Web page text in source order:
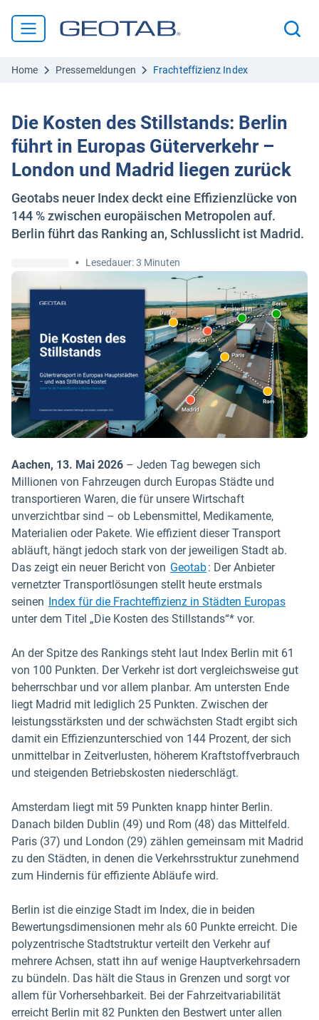
Home Pressemeldungen Frachteffizienz Index
Die Kosten des Stillstands: Berlin
führt in Europas Güterverkehr –
London und Madrid liegen zurück
Geotabs neuer Index deckt eine Effizienzlücke von
144 % zwischen europäischen Metropolen auf.
Berlin führt das Ranking an, Schlusslicht ist Madrid.
• Lesedauer: 3 Minuten
Aachen, 13. Mai 2026 – Jeden Tag bewegen sich
Millionen von Fahrzeugen durch Europas Städte und
transportieren Waren, die für unsere Wirtschaft
unverzichtbar sind – ob Lebensmittel, Medikamente,
Materialien oder Pakete. Wie effizient dieser Transport
abläuft, hängt jedoch stark von der jeweiligen Stadt ab.
Das zeigt ein neuer Bericht von Geotab: Der Anbieter
vernetzter Transportlösungen stellt heute erstmals
seinen Index für die Frachteffizienz in Städten Europas
unter dem Titel „Die Kosten des Stillstands“* vor.
An der Spitze des Rankings steht laut Index Berlin mit 61
von 100 Punkten. Der Verkehr ist dort vergleichsweise gut
beherrschbar und vor allem planbar. Am untersten Ende
liegt Madrid mit lediglich 25 Punkten. Zwischen der
leistungsstärksten und der schwächsten Stadt ergibt sich
damit ein Effizienzunterschied von 144 Prozent, der sich
unmittelbar in Zeitverlusten, höherem Kraftstoffverbrauch
und steigenden Betriebskosten niederschlägt.
Amsterdam liegt mit 59 Punkten knapp hinter Berlin.
Danach bilden Dublin (49) und Rom (48) das Mittelfeld.
Paris (37) und London (29) zählen gemeinsam mit Madrid
zu den Städten, in denen die Verkehrsstruktur zunehmend
zum Hindernis für effiziente Abläufe wird.
Berlin ist die einzige Stadt im Index, die in beiden
Bewertungsdimensionen mehr als 60 Punkte erreicht. Die
polyzentrische Stadtstruktur verteilt den Verkehr auf
mehrere Achsen, statt ihn auf wenige Hauptverkehrsadern
zu bündeln. Das hält die Staus in Grenzen und sorgt vor
allem für Vorhersehbarkeit. Bei der Fahrzeitvariabilität
erreicht Berlin mit 82 Punkten den Bestwert unter allen